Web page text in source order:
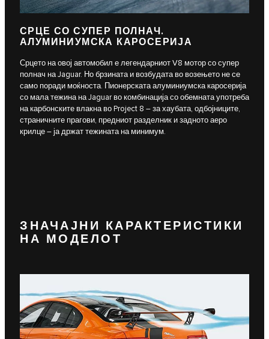
СРЦЕ СО СУПЕР ПОЛНАЧ.
АЛУМИНИУМСКА КАРОСЕРИЈА
Срцето на овој автомобил е легендарниот V8 мотор со супер
полнач на Jaguar. Но брзината и возбудата во возењето не се
само поради моќноста. Пионерската алуминиумска каросерија
со мала тежина на Jaguar во комбинација со обемната употреба
на карбонските влакна во Project 8 – за хаубата, одбојниците,
страничните прагови, предниот разделник и задното аеро
крилце – ја држат тежината на минимум.
ЗНАЧАЈНИ КАРАКТЕРИСТИКИ
НА МОДЕЛОТ